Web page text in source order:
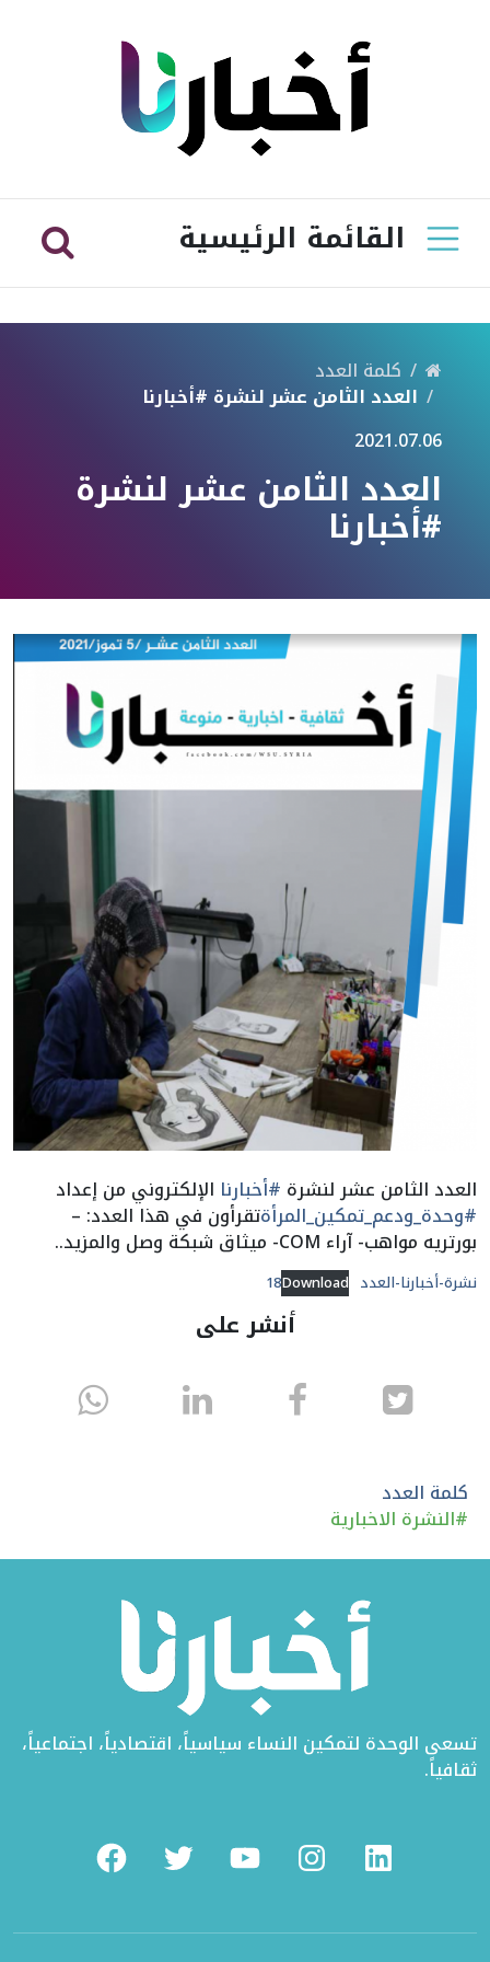
القائمة الرئيسية
كلمة العدد
العدد الثامن عشر لنشرة #أخبارنا
2021.07.06
العدد الثامن عشر لنشرة
#أخبارنا
العدد الثامن عشر لنشرة #أخبارنا الإلكتروني من إعداد
#وحدة_ودعم_تمكين_المرأةتقرأون في هذا العدد: –
بورتريه مواهب- آراء COM- ميثاق شبكة وصل والمزيد..
نشرة-أخبارنا-العدد18 Download
أنشر على
انشر
تويتر
انشر انشر
إن
كلمة العدد
#النشرة الاخبارية
تسعى الوحدة لتمكين النساء سياسياً، اقتصادياً، اجتماعياً،
ثقافياً.
FacebookTwitterYoutubeInstagramLinkedin